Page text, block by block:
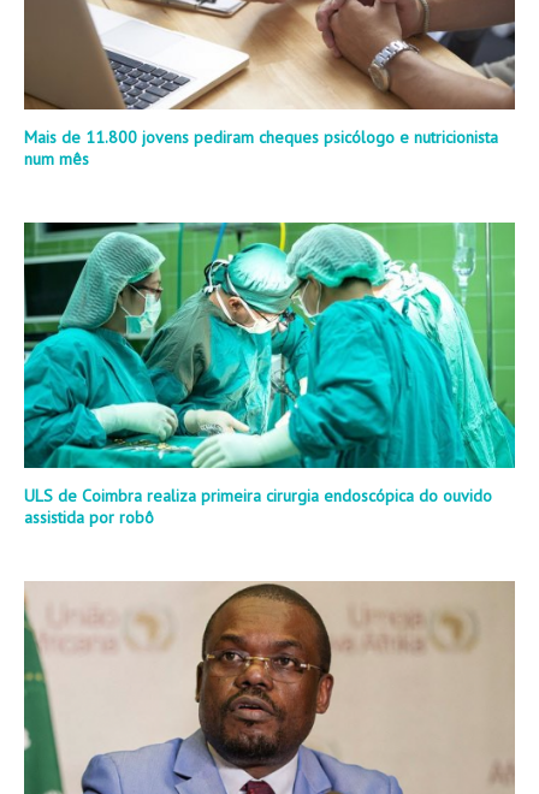
Mais de 11.800 jovens pediram cheques psicólogo e nutricionista
num mês
ULS de Coimbra realiza primeira cirurgia endoscópica do ouvido
assistida por robô